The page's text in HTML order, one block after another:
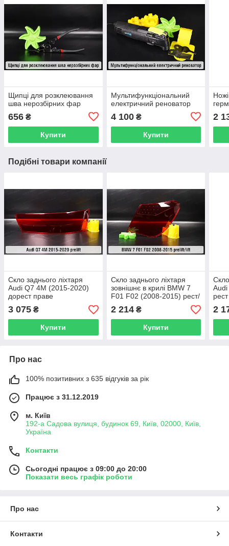
Щипці для розклеювання
шва нерозбірних фар
656 ₴
Купити
Мультифункціональний
електричний реноватор
4 100₴
Купити
2
Подібні товари компанії
Скло заднього ліхтаря
Audi Q7 4M (2015-2020)
дорест праве
3 075 ₴
Купити
Скло заднього ліхтаря
зовнішнє в крилі BMW 7
F01 F02 (2008-2015) рест/
дорест праве
2 214₴
Купити
2
Про нас
100% позитивних з 635 відгуків за рік
Працює з 31.12.2019
м. Київ
192-а Садова вулиця, будинок 69, Київ, 02000, Київ,
Україна
Контакти
Сьогодні працює з 09:00 до 20:00
Показати весь графік роботи
Про нас
Контакти